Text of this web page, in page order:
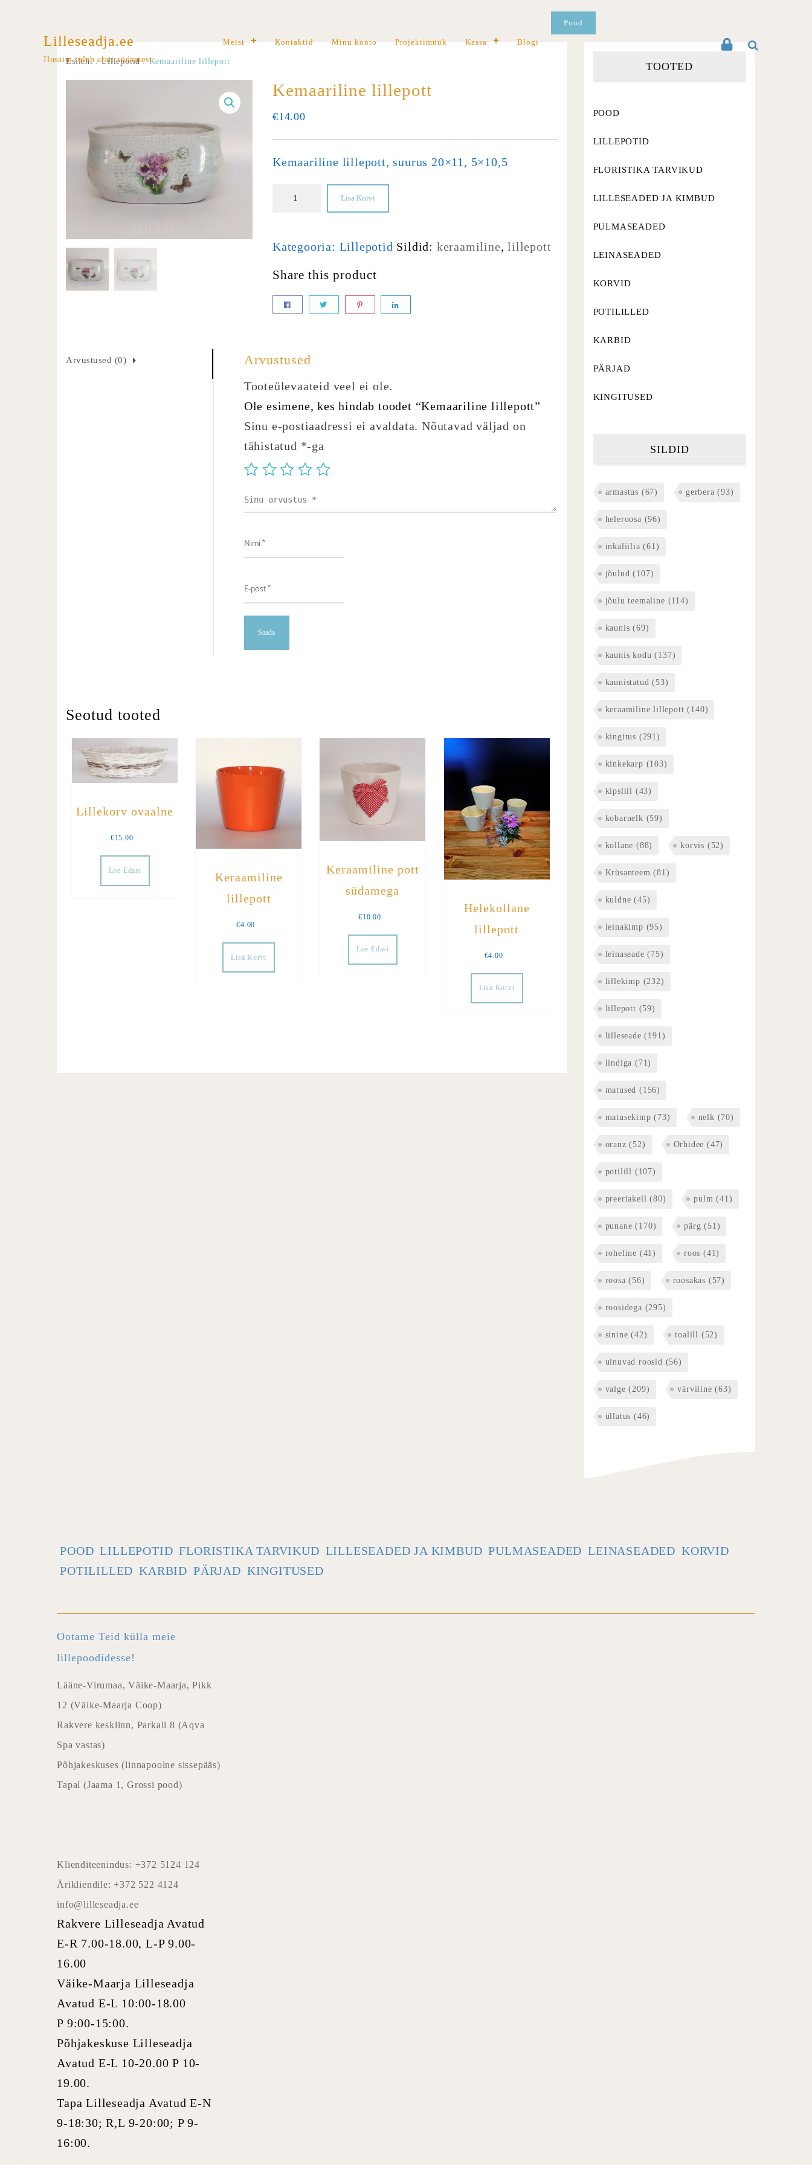
Lilleseadja.ee
Ilusaim tuleb alati südamest
Meist Kontaktid Minu konto Projektimüük Kassa Blogi
Pood
Esileht/Lillepotid/ Kemaariline lillepott
Kemaariline lillepott
€14.00
Kemaariline lillepott, suurus 20×11, 5×10,5
Lisa Korvi
Kategooria: Lillepotid Sildid: keraamiline,lillepott
Share this product
Arvustused (0) Arvustused
Tooteülevaateid veel ei ole.
Ole esimene, kes hindab toodet “Kemaariline lillepott”
Sinu e-postiaadressi ei avaldata. Nõutavad väljad on
tähistatud *-ga
Seotud tooted
Lillekorv ovaalne
€15.00
Loe Edasi
Keraamiline
lillepott
€4.00
Lisa Korvi
Keraamiline pott
südamega
€10.00
Loe Edasi
Helekollane
lillepott
€4.00
Lisa Korvi
TOOTED
POOD
LILLEPOTID
FLORISTIKA TARVIKUD
LILLESEADED JA KIMBUD
PULMASEADED
LEINASEADED
KORVID
POTILILLED
KARBID
PÄRJAD
KINGITUSED
SILDID
armastus (67) gerbera (93)
heleroosa (96)
inkaliilia (61)
jõulud (107)
jõulu teemaline (114)
kaunis (69)
kaunis kodu (137)
kaunistatud (53)
keraamiline lillepott (140)
kingitus (291)
kinkekarp (103)
kipslill (43)
kobarnelk (59)
kollane (88) korvis (52)
Krüsanteem (81)
kuldne (45)
leinakimp (95)
leinaseade (75)
lillekimp (232)
lillepott (59)
lilleseade (191)
lindiga (71)
matused (156)
matusekimp (73) nelk (70)
oranz (52) Orhidee (47)
potilill (107)
preeriakell (80) pulm (41)
punane (170) pärg (51)
roheline (41) roos (41)
roosa (56) roosakas (57)
roosidega (295)
sinine (42) toalill (52)
uinuvad roosid (56)
valge (209) värviline (63)
üllatus (46)
POOD LILLEPOTID FLORISTIKA TARVIKUD LILLESEADED JA KIMBUD PULMASEADED LEINASEADED KORVID
POTILILLED KARBID PÄRJAD KINGITUSED
Ootame Teid külla meie
lillepoodidesse!
Lääne-Virumaa, Väike-Maarja, Pikk
12 (Väike-Maarja Coop)
Rakvere kesklinn, Parkali 8 (Aqva
Spa vastas)
Põhjakeskuses (linnapoolne sissepääs)
Tapal (Jaama 1, Grossi pood)
Klienditeenindus: +372 5124 124
Ärikliendile: +372 522 4124
info@lilleseadja.ee
Rakvere Lilleseadja Avatud
E-R 7.00-18.00, L-P 9.00-
16.00
Väike-Maarja Lilleseadja
Avatud E-L 10:00-18.00
P 9:00-15:00.
Põhjakeskuse Lilleseadja
Avatud E-L 10-20.00 P 10-
19.00.
Tapa Lilleseadja Avatud E-N
9-18:30; R,L 9-20:00; P 9-
16:00.